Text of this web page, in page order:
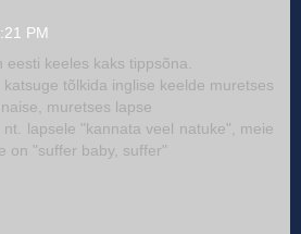
PM
eesti keeles kaks tippsõna.
tõlkida inglise keelde muretses
muretses lapse
lapsele "kannata veel natuke", meie
on "suffer baby, suffer"